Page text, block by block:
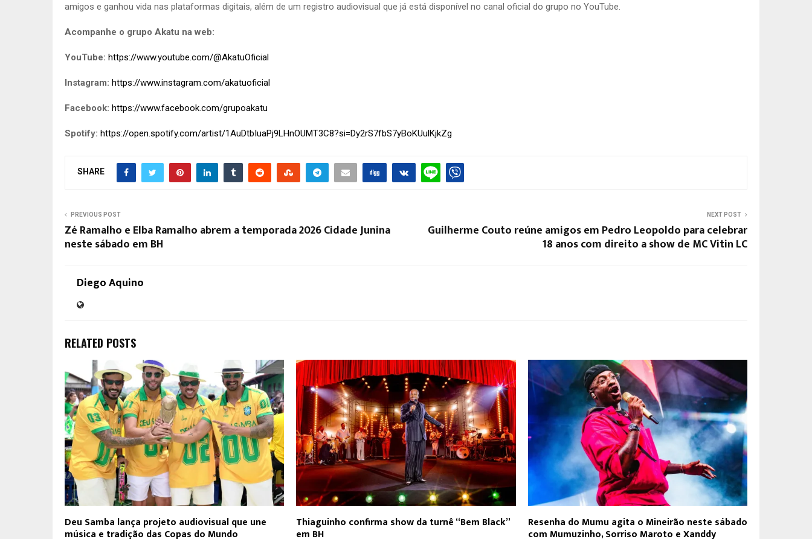
amigos e ganhou vida nas plataformas digitais, além de um registro audiovisual que já está disponível no canal oficial do grupo no YouTube.
Acompanhe o grupo Akatu na web:
YouTube: https://www.youtube.com/@AkatuOficial
Instagram: https://www.instagram.com/akatuoficial
Facebook: https://www.facebook.com/grupoakatu
Spotify: https://open.spotify.com/artist/1AuDtbIuaPj9LHnOUMT3C8?si=Dy2rS7fbS7yBoKUulKjkZg
SHARE
PREVIOUS POST
Zé Ramalho e Elba Ramalho abrem a temporada 2026 Cidade Junina
neste sábado em BH
NEXT POST
Guilherme Couto reúne amigos em Pedro Leopoldo para celebrar
18 anos com direito a show de MC Vitin LC
Diego Aquino
RELATED POSTS
Deu Samba lança projeto audiovisual que une
música e tradição das Copas do Mundo
Thiaguinho confirma show da turnê “Bem Black”
em BH
Resenha do Mumu agita o Mineirão neste sábado
com Mumuzinho, Sorriso Maroto e Xanddy